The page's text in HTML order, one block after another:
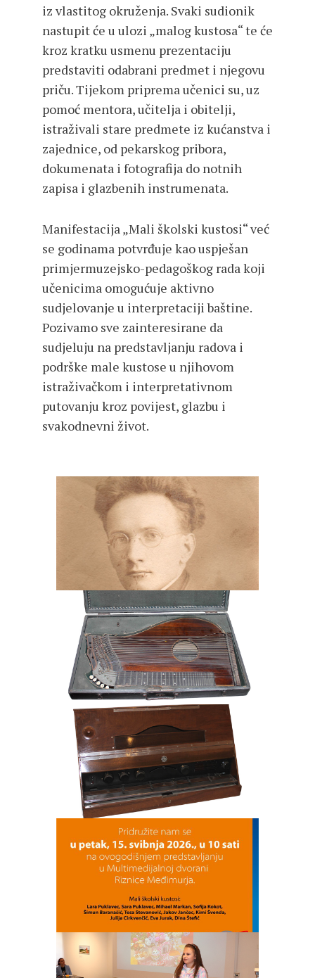
iz vlastitog okruženja. Svaki sudionik
nastupit će u ulozi „malog kustosa“ te će
kroz kratku usmenu prezentaciju
predstaviti odabrani predmet i njegovu
priču. Tijekom priprema učenici su, uz
pomoć mentora, učitelja i obitelji,
istraživali stare predmete iz kućanstva i
zajednice, od pekarskog pribora,
dokumenata i fotografija do notnih
zapisa i glazbenih instrumenata.
Manifestacija „Mali školski kustosi“ već
se godinama potvrđuje kao uspješan
primjermuzejsko-pedagoškog rada koji
učenicima omogućuje aktivno
sudjelovanje u interpretaciji baštine.
Pozivamo sve zainteresirane da
sudjeluju na predstavljanju radova i
podrške male kustose u njihovom
istraživačkom i interpretativnom
putovanju kroz povijest, glazbu i
svakodnevni život.